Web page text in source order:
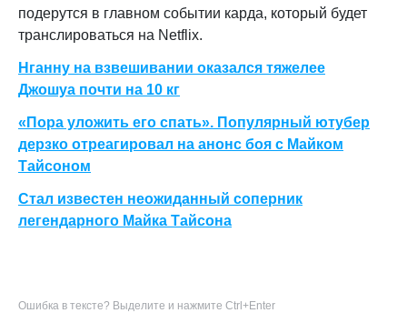
подерутся в главном событии карда, который будет
транслироваться на Netflix.
Нганну на взвешивании оказался тяжелее
Джошуа почти на 10 кг
«Пора уложить его спать». Популярный ютубер
дерзко отреагировал на анонс боя с Майком
Тайсоном
Стал известен неожиданный соперник
легендарного Майка Тайсона
Ошибка в тексте? Выделите и нажмите Ctrl+Enter